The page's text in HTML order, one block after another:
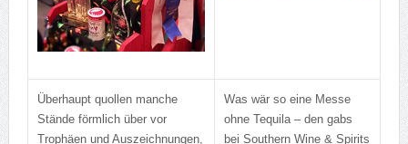
Überhaupt quollen manche
Stände förmlich über vor
Trophäen und Auszeichnungen,
Was wär so eine Messe
ohne Tequila – den gabs
bei Southern Wine & Spirits